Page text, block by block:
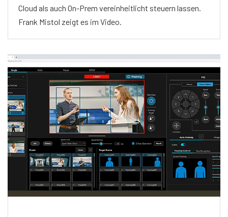
Cloud als auch On-Prem vereinheitlicht steuern lassen.
Frank Mistol zeigt es im Video.